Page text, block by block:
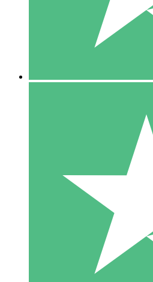
10 00
10 Descargas
20 00